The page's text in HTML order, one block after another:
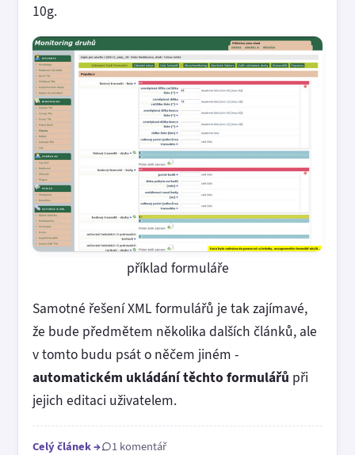
10g.
příklad formuláře
Samotné řešení XML formulářů je tak zajímavé,
že bude předmětem několika dalších článků, ale
v tomto budu psát o něčem jiném -
automatickém ukládání těchto formulářů při
jejich editaci uživatelem.
Celý článek→ 1 komentář